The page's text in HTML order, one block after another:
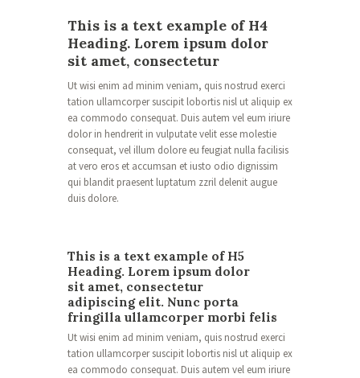
This is a text example of H4
Heading. Lorem ipsum dolor
sit amet, consectetur
Ut wisi enim ad minim veniam, quis nostrud exerci
tation ullamcorper suscipit lobortis nisl ut aliquip ex
ea commodo consequat. Duis autem vel eum iriure
dolor in hendrerit in vulputate velit esse molestie
consequat, vel illum dolore eu feugiat nulla facilisis
at vero eros et accumsan et iusto odio dignissim
qui blandit praesent luptatum zzril delenit augue
duis dolore.
This is a text example of H5
Heading. Lorem ipsum dolor
sit amet, consectetur
adipiscing elit. Nunc porta
fringilla ullamcorper morbi felis
Ut wisi enim ad minim veniam, quis nostrud exerci
tation ullamcorper suscipit lobortis nisl ut aliquip ex
ea commodo consequat. Duis autem vel eum iriure